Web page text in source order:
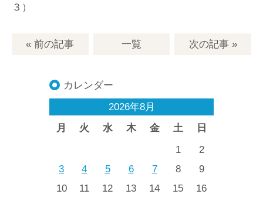
３）
« 前の記事 一覧 次の記事»
カレンダー
2026年8月
月
火 水 木 金 土 日
1
2
3
4 5 6 7 8
9
10
11 12 13 14 15
16